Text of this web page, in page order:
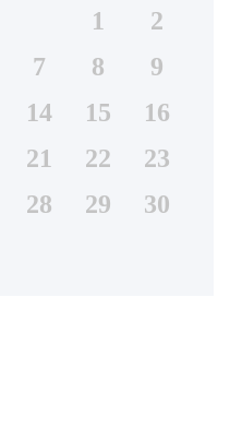
1
2
7 8
9
14 15
16
21 22
23
28 29
30